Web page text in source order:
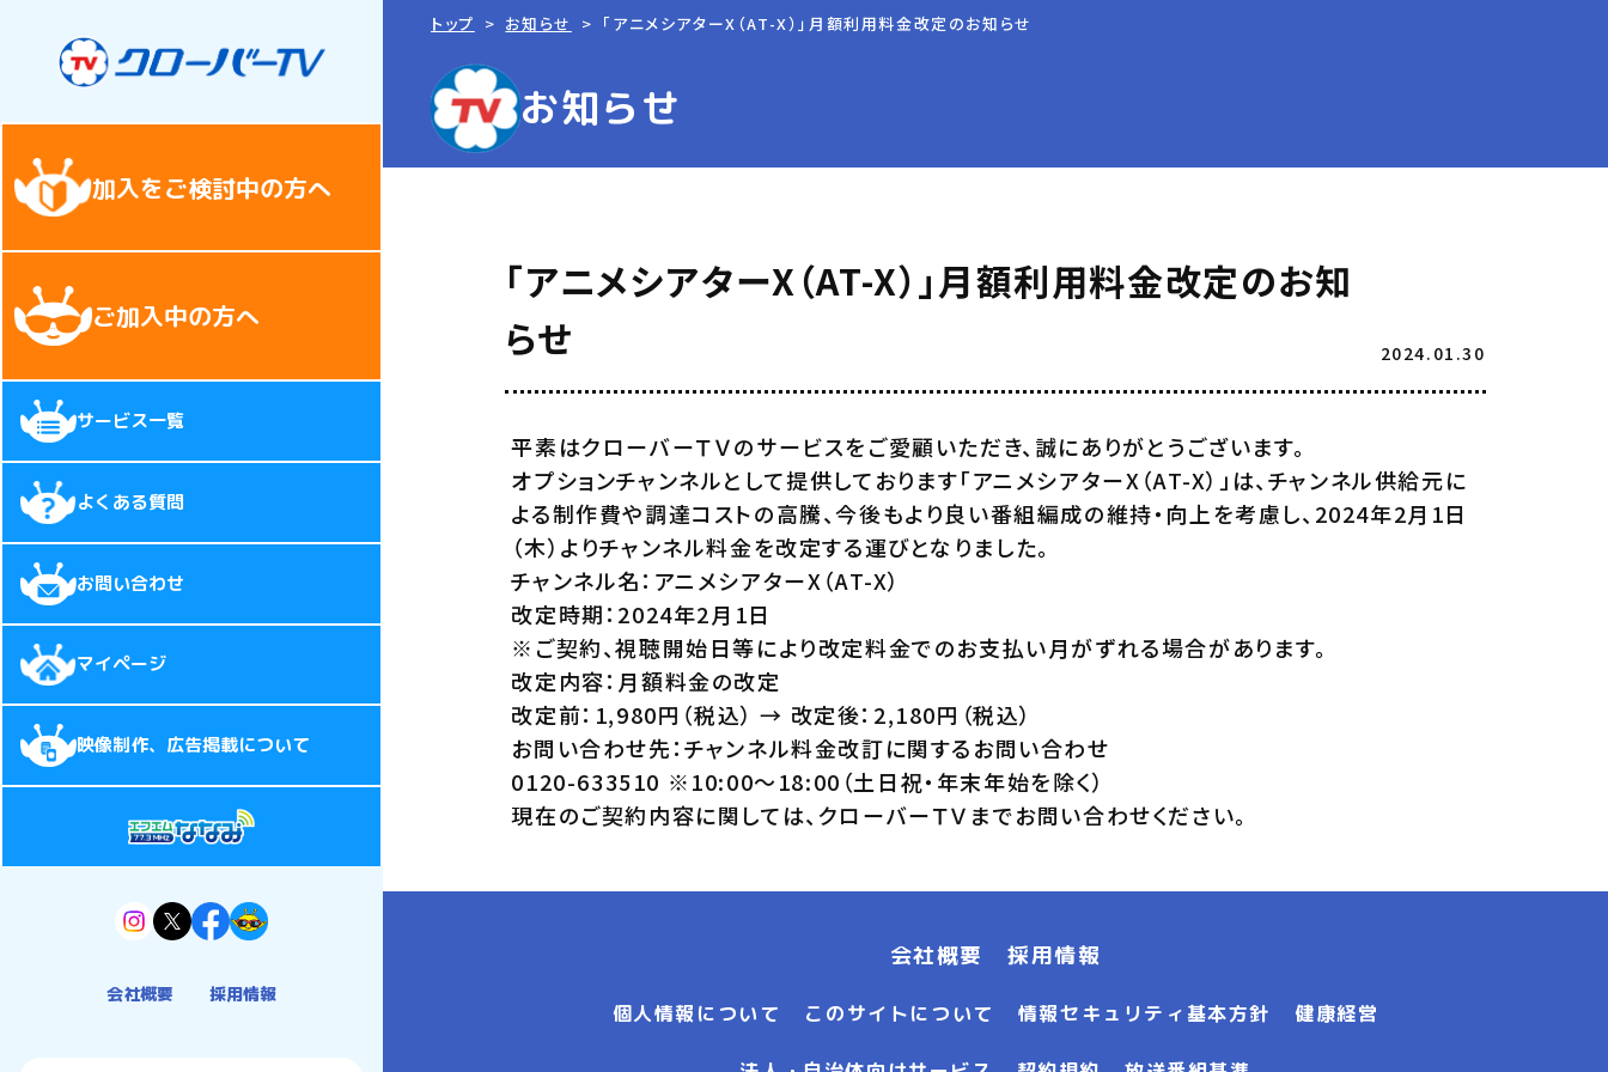
加入をご検討中の方へ
ご加入中の方へ
サービス一覧
よくある質問
お問い合わせ
マイページ
映像制作、広告掲載について
会社概要 採用情報
トップ お知らせ 「アニメシアターX（AT-X）」月額利用料金改定のお知らせ
お知らせ
「アニメシアターX（AT-X）」月額利用料金改定のお知
らせ
2024.01.30
平素はクローバーＴＶのサービスをご愛顧いただき、誠にありがとうございます。
オプションチャンネルとして提供しております「アニメシアターX（AT-X）」は、チャンネル供給元に
よる制作費や調達コストの高騰、今後もより良い番組編成の維持・向上を考慮し、2024年2月1日
（木）よりチャンネル料金を改定する運びとなりました。
チャンネル名：アニメシアターX（AT-X）
改定時期：2024年2月1日
※ご契約、視聴開始日等により改定料金でのお支払い月がずれる場合があります。
改定内容：月額料金の改定
改定前：1,980円（税込） → 改定後：2,180円（税込）
お問い合わせ先：チャンネル料金改訂に関するお問い合わせ
0120-633510 ※10:00〜18:00（土日祝・年末年始を除く）
現在のご契約内容に関しては、クローバーＴＶまでお問い合わせください。
会社概要 採用情報
個人情報について このサイトについて 情報セキュリティ基本方針 健康経営